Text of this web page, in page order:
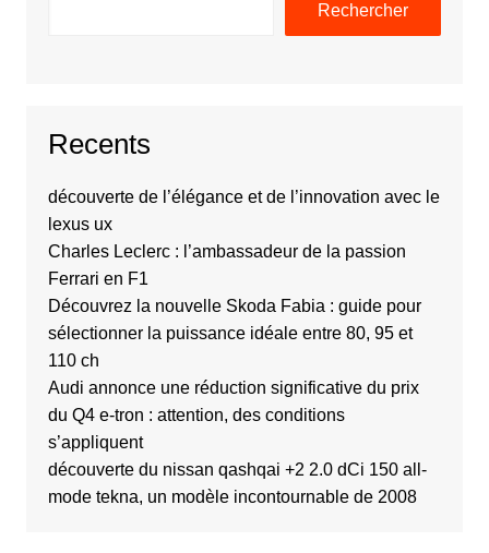
Rechercher
Recents
découverte de l’élégance et de l’innovation avec le
lexus ux
Charles Leclerc : l’ambassadeur de la passion
Ferrari en F1
Découvrez la nouvelle Skoda Fabia : guide pour
sélectionner la puissance idéale entre 80, 95 et
110 ch
Audi annonce une réduction significative du prix
du Q4 e-tron : attention, des conditions
s’appliquent
découverte du nissan qashqai +2 2.0 dCi 150 all-
mode tekna, un modèle incontournable de 2008